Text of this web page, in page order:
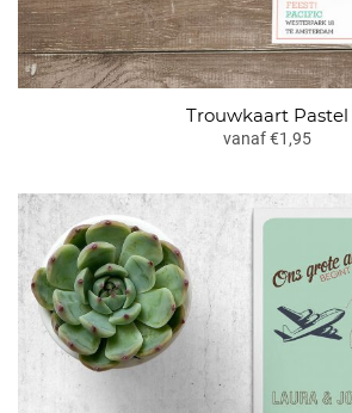
Trouwkaart Pastel
vanaf €1,95